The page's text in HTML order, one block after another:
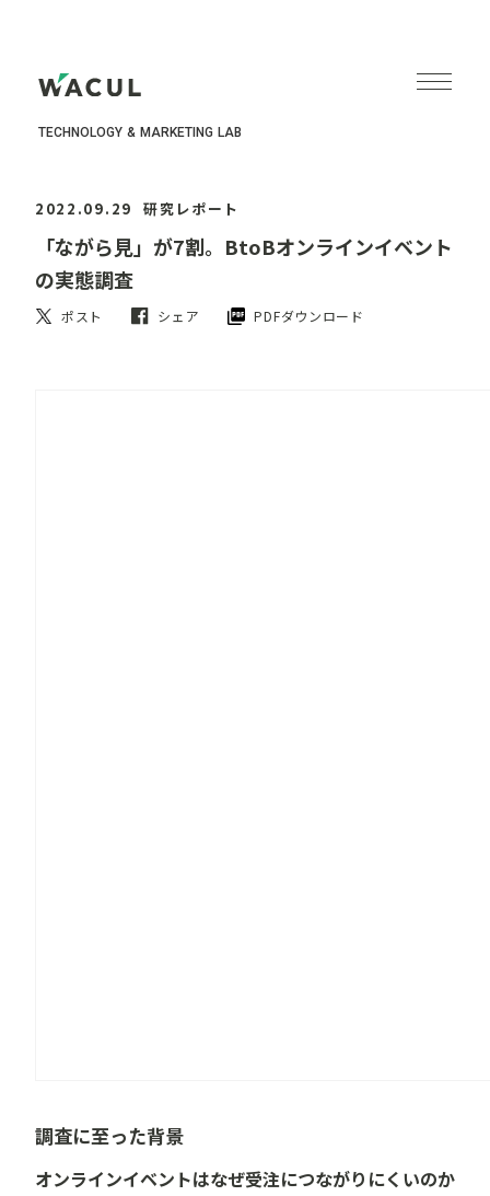
TECHNOLOGY & MARKETING LAB
2022.09.29 研究レポート
「ながら見」が7割。BtoBオンラインイベント
の実態調査
ポスト シェア PDFダウンロード
調査に至った背景
オンラインイベントはなぜ受注につながりにくいのか